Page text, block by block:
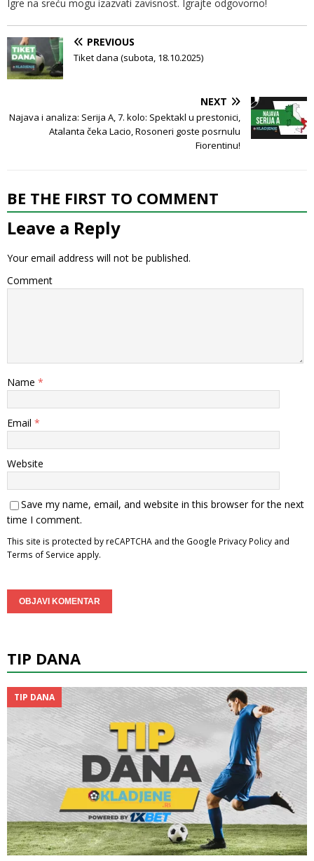
Igre na sreću mogu izazvati zavisnost. Igrajte odgovorno!
PREVIOUS
Tiket dana (subota, 18.10.2025)
NEXT
Najava i analiza: Serija A, 7. kolo: Spektakl u prestonici,
Atalanta čeka Lacio, Rosoneri goste posrnulu
Fiorentinu!
BE THE FIRST TO COMMENT
Leave a Reply
Your email address will not be published.
Comment
Name *
Email *
Website
Save my name, email, and website in this browser for the next
time I comment.
This site is protected by reCAPTCHA and the Google Privacy Policy and
Terms of Service apply.
TIP DANA
TIP DANA